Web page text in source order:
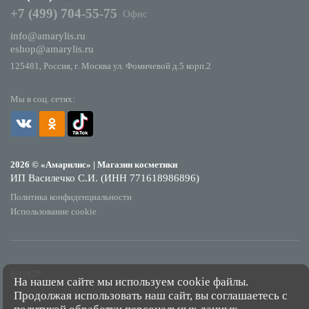
Мы в соц. сетях:
2026 © «Амарилис» | Магазин косметики
ИП Василечко С.И. (ИНН 771618986896)
Политика конфиденциальности
Использование cookie
+7 (499) 704-55-75
Офис
info@amarylis.ru
eshop@amarylis.ru
125481, Россия, г. Москва ул. Фомичевой д.5 корп.2
*Обращаем Ваше внимание на то, что данный интернет-сайт носит исключительно
На нашем сайте мы используем cookie файлы.
Продолжая использовать наш сайт, вы соглашаетесь с